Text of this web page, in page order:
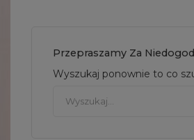
Przepraszamy Za
Wyszukaj ponownie to co